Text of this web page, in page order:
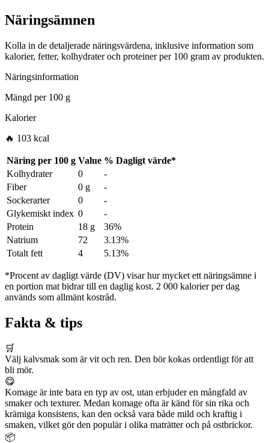
Näringsämnen
Kolla in de detaljerade näringsvärdena, inklusive information som
kalorier, fetter, kolhydrater och proteiner per 100 gram av produkten.
Näringsinformation
Mängd per100 g
Kalorier
🔥 103 kcal
Näring per 100 g Value % Dagligt värde*
Kolhydrater
0
-
Fiber
0 g
-
Sockerarter
0
-
Glykemiskt index 0
-
Protein
18 g
36%
Natrium
72
3.13%
Totalt fett
4 5.13%
*Procent av dagligt värde (DV) visar hur mycket ett näringsämne i
en portion mat bidrar till en daglig kost. 2 000 kalorier per dag
används som allmänt kostråd.
Fakta & tips
🛒
Välj kalvsmak som är vit och ren. Den bör kokas ordentligt för att
bli mör.
😋
Komage är inte bara en typ av ost, utan erbjuder en mångfald av
smaker och texturer. Medan komage ofta är känd för sin rika och
krämiga konsistens, kan den också vara både mild och kraftig i
smaken, vilket gör den populär i olika maträtter och på ostbrickor.
📦